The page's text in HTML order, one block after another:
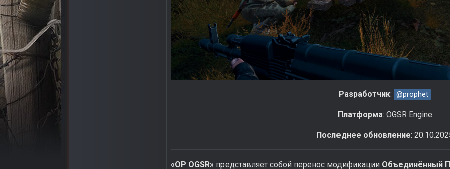
Разработчик: @prophet
Платформа: OGSR Engine
Последнее обновление:
«OP OGSR» представляет собой перенос модификации Объединённый